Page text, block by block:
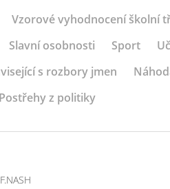
Vzorové vyhodnocení školní
Slavní osobnosti Sport
s rozbory jmen
Postřehy z politiky